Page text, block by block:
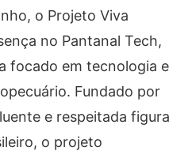
o Projeto Viva
no Pantanal Tech,
focado em tecnologia e
Fundado por
e respeitada figura
o projeto